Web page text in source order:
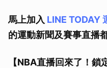
馬上加入 LINE TODAY
的運動新聞及賽事直播
【NBA直播回來了！